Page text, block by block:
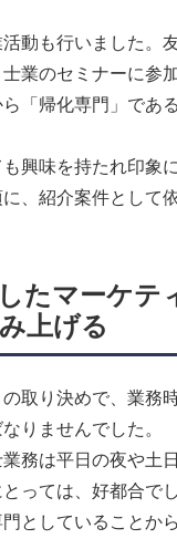
動も行いました。
業のセミナーに参
「帰化専門」であ
興味を持たれ印象
、紹介案件として
したマーケテ
上げる
取り決めで、業務
りませんでした。
務は平日の夜や土
っては、好都合でし
としていることか